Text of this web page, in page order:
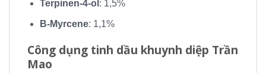
Terpinen-4-ol : 1,5%
B-Myrcene: 1,1%
Công dụng tinh dầu khuynh diệp Trần
Mao